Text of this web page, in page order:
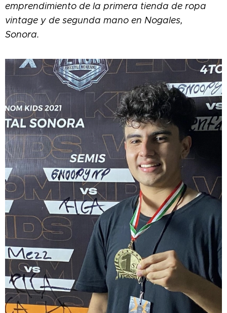
emprendimiento de la primera tienda de ropa
vintage y de segunda mano en Nogales,
Sonora.